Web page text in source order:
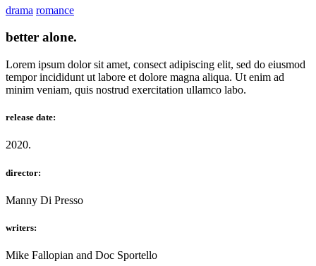
drama romance
better alone.
Lorem ipsum dolor sit amet, consect adipiscing elit, sed do eiusmod
tempor incididunt ut labore et dolore magna aliqua. Ut enim ad
minim veniam, quis nostrud exercitation ullamco labo.
release date:
2020.
director:
Manny Di Presso
writers:
Mike Fallopian and Doc Sportello